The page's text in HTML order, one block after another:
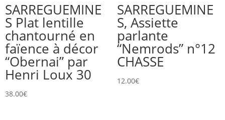
SARREGUEMINE
S Plat lentille
chantourné en
faïence à décor
“Obernai” par
Henri Loux 30
38.00€
SARREGUEMINE
S, Assiette
parlante
“Nemrods” n°12
CHASSE
12.00€